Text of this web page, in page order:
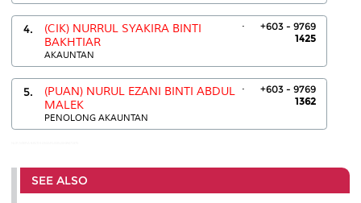
4.
(CIK) NURRUL SYAKIRA BINTI
BAKHTIAR
AKAUNTAN
.
+603 - 9769
1425
5.
(PUAN) NURUL EZANI BINTI ABDUL
MALEK
PENOLONG AKAUNTAN
.
+603 - 9769
1362
SEE ALSO